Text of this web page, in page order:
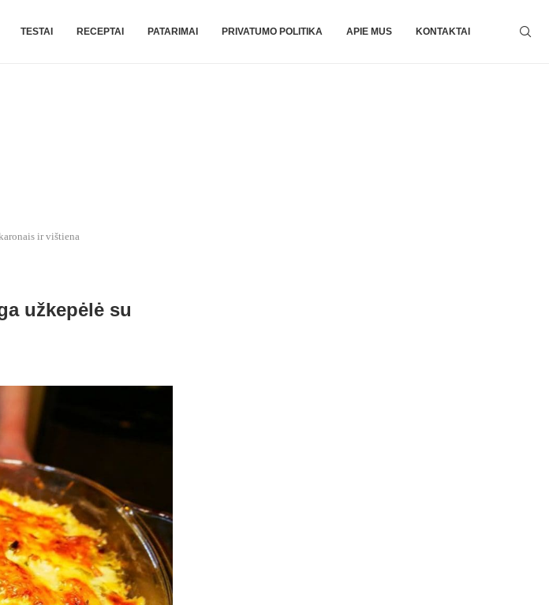
TESTAI RECEPTAI PATARIMAI PRIVATUMO POLITIKA APIE MUS KONTAKTAI
ir vištiena
užkepėlė su